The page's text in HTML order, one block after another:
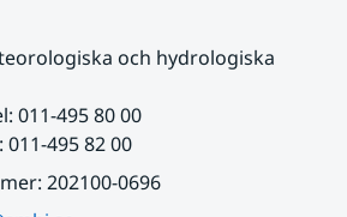
och hydrologiska
011-495 80 00
495 82 00
202100-0696